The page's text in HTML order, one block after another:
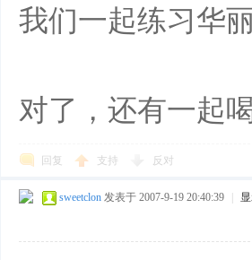
我们一起练习华
对了，还有一起
回复 支持 反对
sweetclon 发表于 2007-9-19 20:40:39